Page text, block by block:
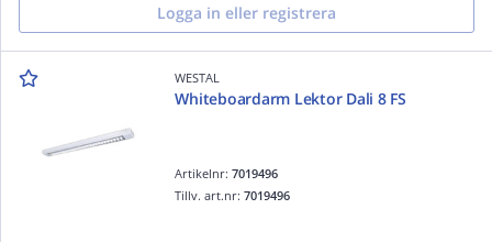
Logga in eller registrera
WESTAL
Whiteboardarm Lektor Dali 8 FS
Artikelnr:7019496
Tillv. art.nr:7019496